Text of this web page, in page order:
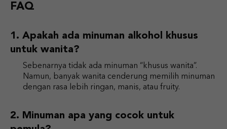
FAQ
Apakah ada minuman alkohol khusus
untuk wanita?
Sebenarnya tidak ada minuman “khusus wanita”.
Namun, banyak wanita cenderung memilih minuman
dengan rasa lebih ringan, manis, atau fruity.
Minuman apa yang cocok untuk